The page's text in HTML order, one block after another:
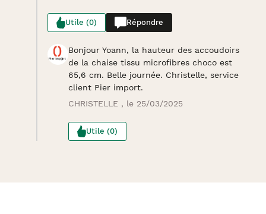
Utile (0) Répondre
Bonjour Yoann, la hauteur des accoudoirs
de la chaise tissu microfibres choco est
65,6 cm. Belle journée. Christelle, service
client Pier import.
CHRISTELLE , le 25/03/2025
Utile (0)